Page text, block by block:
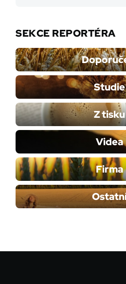
SEKCE REPORTÉRA
Studie
Z tisku
Videa
Firma